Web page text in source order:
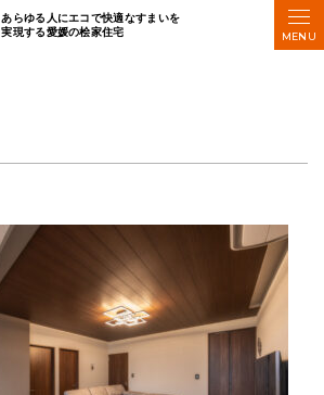
あらゆる人にエコで快適なすまいを
実現する愛媛の桧家住宅